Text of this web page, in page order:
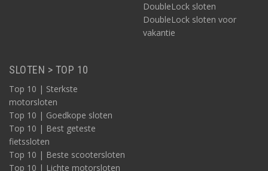
DoubleLock sloten
DoubleLock sloten voor
vakantie
SLOTEN > TOP 10
Top 10 | Sterkste
motorsloten
Top 10 | Goedkope sloten
Top 10 | Best geteste
fietssloten
Top 10 | Beste scootersloten
Top 10 | Lichte motorsloten